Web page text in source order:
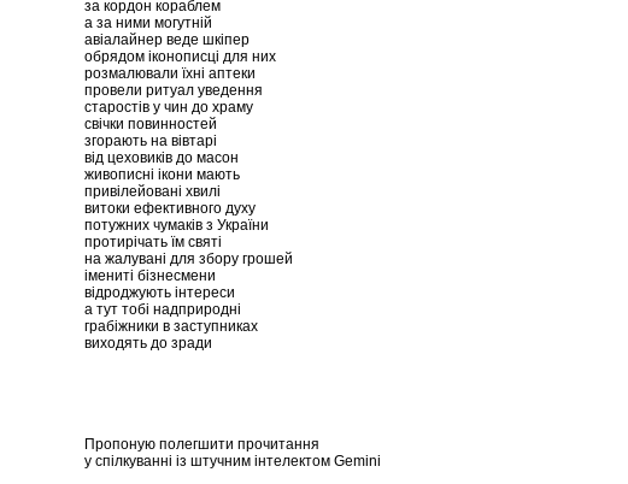
за кордон кораблем
а за ними могутній
авіалайнер веде шкіпер
обрядом іконописці для них
розмалювали їхні аптеки
провели ритуал уведення
старостів у чин до храму
свічки повинностей
згорають на вівтарі
від цеховиків до масон
живописні ікони мають
привілейовані хвилі
витоки ефективного духу
потужних чумаків з України
протирічать їм святі
на жалувані для збору грошей
імениті бізнесмени
відроджують інтереси
а тут тобі надприродні
грабіжники в заступниках
виходять до зради
Пропоную полегшити прочитання
у спілкуванні із штучним інтелектом Gemini